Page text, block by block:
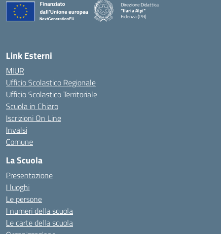
Direzione Didattica
"Ilaria Alpi"
Fidenza (PR)
Link Esterni
MIUR
Ufficio Scolastico Regionale
Ufficio Scolastico Territoriale
Scuola in Chiaro
Iscrizioni On Line
Invalsi
Comune
La Scuola
Presentazione
I luoghi
Le persone
I numeri della scuola
Le carte della scuola